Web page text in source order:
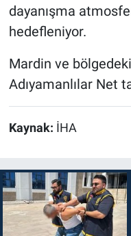
dayanışma
hedefleniyor.
Mardin ve
Adıyamanlılar Net
Kaynak: İHA